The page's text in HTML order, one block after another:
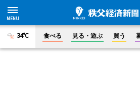
34°C 食べる 見る・遊ぶ 買う